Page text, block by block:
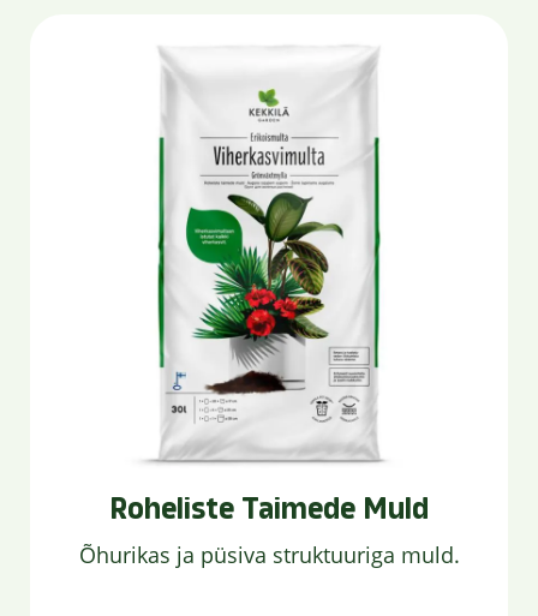
Roheliste Taimede Muld
Õhurikas ja püsiva struktuuriga muld.